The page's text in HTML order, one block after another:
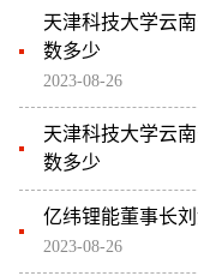
天津科技大学云
数多少
2023-08-26
天津科技大学云
数多少
亿纬锂能董事长
2023-08-26